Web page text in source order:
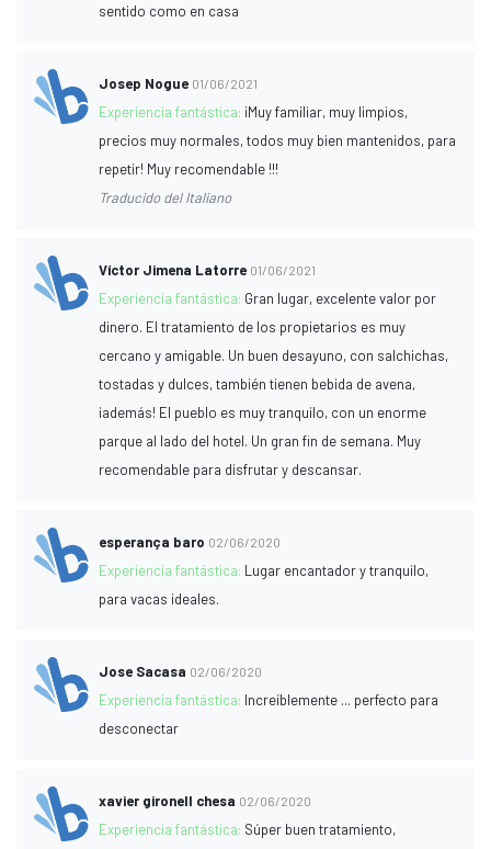
sentido como en casa
Josep Nogue 01/06/2021
Experiencia fantástica: ¡Muy familiar, muy limpios,
precios muy normales, todos muy bien mantenidos, para
repetir! Muy recomendable !!!
Traducido del Italiano
Víctor Jimena Latorre 01/06/2021
Experiencia fantástica: Gran lugar, excelente valor por
dinero. El tratamiento de los propietarios es muy
cercano y amigable. Un buen desayuno, con salchichas,
tostadas y dulces, también tienen bebida de avena,
¡además! El pueblo es muy tranquilo, con un enorme
parque al lado del hotel. Un gran fin de semana. Muy
recomendable para disfrutar y descansar.
esperança baro 02/06/2020
Experiencia fantástica: Lugar encantador y tranquilo,
para vacas ideales.
Jose Sacasa 02/06/2020
Experiencia fantástica: Increíblemente ... perfecto para
desconectar
xavier gironell chesa 02/06/2020
Experiencia fantástica: Súper buen tratamiento,